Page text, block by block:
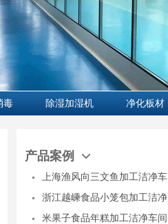
毒 除湿加湿机 净化板材
产品案例
上海渔风向三文鱼加工洁净车
浙江越嵊食品小笼包加工洁净
米果子食品年糕加工洁净车间